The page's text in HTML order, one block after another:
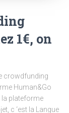
1€, on
crowdfunding
Human&Go
la plateforme
c ‘est la Langue